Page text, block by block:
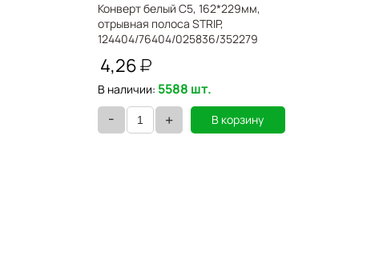
Конверт белый С5, 162*229мм,
отрывная полоса STRIP,
124404/76404/025836/352279
4,26
В наличии: 5588 шт.
- + В корзину